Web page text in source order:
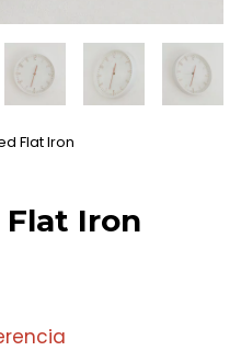
Flat Iron
Flat Iron